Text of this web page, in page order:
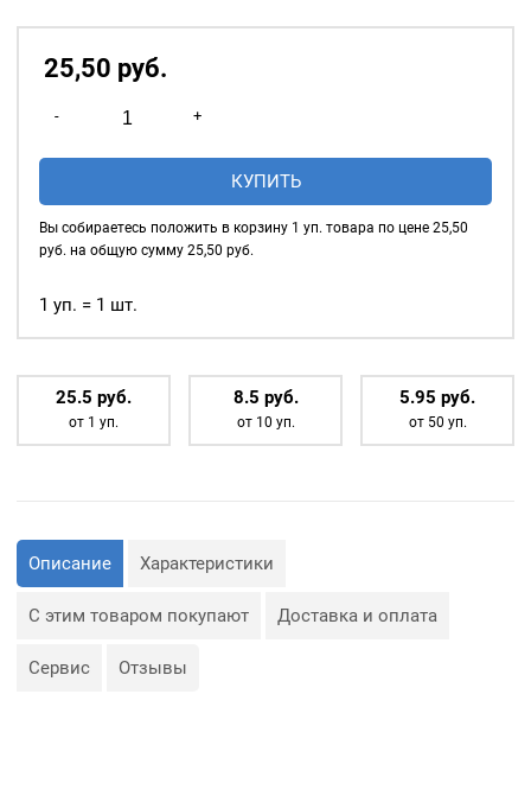
25,50 руб.
-
товара
Мыло
Chalk
Белое
+
КУПИТЬ
Вы собираетесь положить в корзину 1 уп. товара по цене 25,50
руб. на общую сумму 25,50 руб.
1 уп. = 1 шт.
25.5 руб.
от 1 уп.
8.5 руб.
от 10 уп.
5.95 руб.
от 50 уп.
Описание Характеристики
С этим товаром покупают Доставка и оплата
Сервис Отзывы